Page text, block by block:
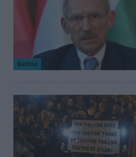
Belföld